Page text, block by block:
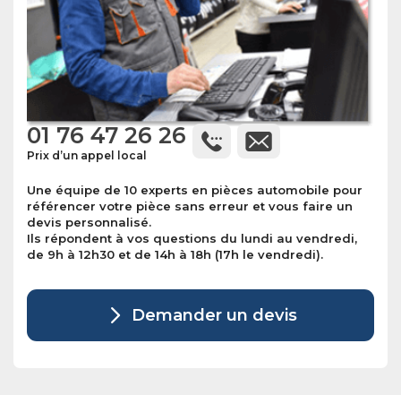
01 76 47 26 26
Prix d’un appel local
Une équipe de 10 experts en pièces automobile pour
référencer votre pièce sans erreur et vous faire un
devis personnalisé.
Ils répondent à vos questions du lundi au vendredi,
de 9h à 12h30 et de 14h à 18h (17h le vendredi).
Demander un devis